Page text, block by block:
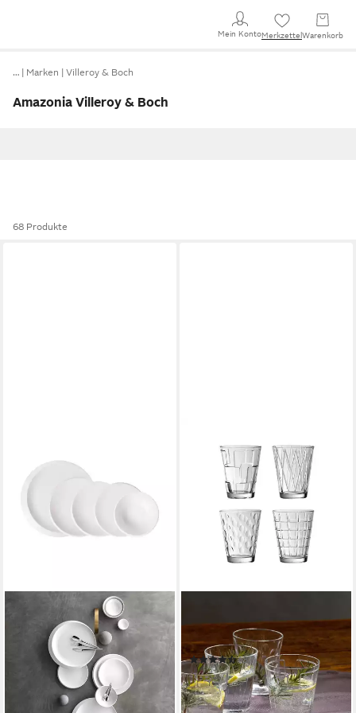
Mein KontoMerkzettel Warenkorb
… Marken Villeroy & Boch
Amazonia Villeroy & Boch
68 Produkte
Gläser-Set Dressed Up
Wasserglas-Set Clear 4-
teilig
(37)
ab 23,10 € UVP28,90 €
-20%
in 4-5 Werktagen bei dir